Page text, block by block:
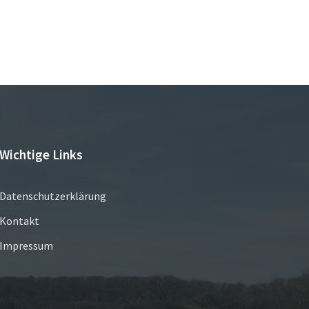
Wichtige Links
Datenschutzerklärung
Kontakt
Impressum